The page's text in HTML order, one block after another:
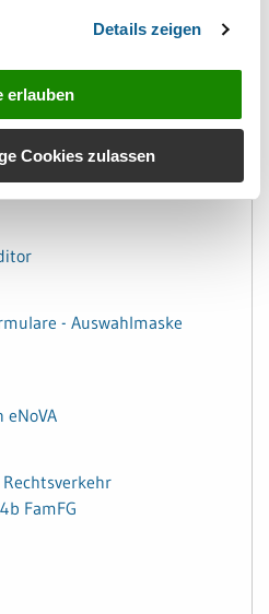
Details zeigen
erlauben
Cookies zulassen
- Überschriften
erneut bearbeiten
- Auswahlmaske
FamFG